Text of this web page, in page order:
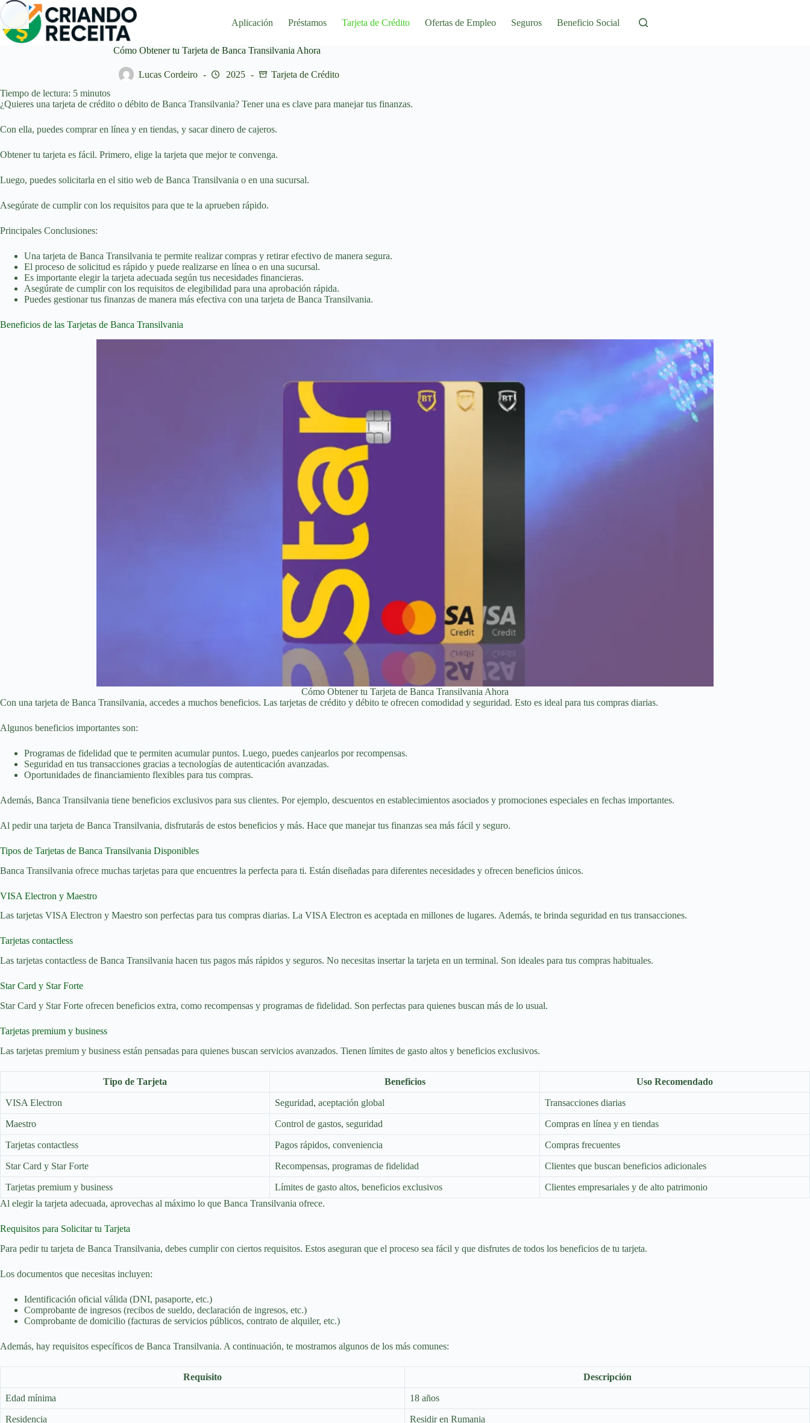
Saltar
contenido
Aplicación Préstamos Tarjeta de Crédito Ofertas de Empleo Seguros Beneficio Social
Cómo Obtener tu Tarjeta de Banca Transilvania Ahora
Lucas Cordeiro 2025
Tarjeta de Crédito
Tiempo de lectura: 5 minutos
¿Quieres una tarjeta de crédito o débito de Banca Transilvania? Tener una es clave para manejar tus finanzas.
Con ella, puedes comprar en línea y en tiendas, y sacar dinero de cajeros.
Obtener tu tarjeta es fácil. Primero, elige la tarjeta que mejor te convenga.
Luego, puedes solicitarla en el sitio web de Banca Transilvania o en una sucursal.
Asegúrate de cumplir con los requisitos para que te la aprueben rápido.
Principales Conclusiones:
Una tarjeta de Banca Transilvania te permite realizar compras y retirar efectivo de manera segura.
El proceso de solicitud es rápido y puede realizarse en línea o en una sucursal.
Es importante elegir la tarjeta adecuada según tus necesidades financieras.
Asegúrate de cumplir con los requisitos de elegibilidad para una aprobación rápida.
Puedes gestionar tus finanzas de manera más efectiva con una tarjeta de Banca Transilvania.
Beneficios de las Tarjetas de Banca Transilvania
Cómo Obtener tu Tarjeta de Banca Transilvania Ahora
Con una tarjeta de Banca Transilvania, accedes a muchos beneficios. Las tarjetas de crédito y débito te ofrecen comodidad y seguridad. Esto es ideal para tus compras diarias.
Algunos beneficios importantes son:
Programas de fidelidad que te permiten acumular puntos. Luego, puedes canjearlos por recompensas.
Seguridad en tus transacciones gracias a tecnologías de autenticación avanzadas.
Oportunidades de financiamiento flexibles para tus compras.
Además, Banca Transilvania tiene beneficios exclusivos para sus clientes. Por ejemplo, descuentos en establecimientos asociados y promociones especiales en fechas importantes.
Al pedir una tarjeta de Banca Transilvania, disfrutarás de estos beneficios y más. Hace que manejar tus finanzas sea más fácil y seguro.
Tipos de Tarjetas de Banca Transilvania Disponibles
Banca Transilvania ofrece muchas tarjetas para que encuentres la perfecta para ti. Están diseñadas para diferentes necesidades y ofrecen beneficios únicos.
VISA Electron y Maestro
Las tarjetas VISA Electron y Maestro son perfectas para tus compras diarias. La VISA Electron es aceptada en millones de lugares. Además, te brinda seguridad en tus transacciones.
Tarjetas contactless
Las tarjetas contactless de Banca Transilvania hacen tus pagos más rápidos y seguros. No necesitas insertar la tarjeta en un terminal. Son ideales para tus compras habituales.
Star Card y Star Forte
Star Card y Star Forte ofrecen beneficios extra, como recompensas y programas de fidelidad. Son perfectas para quienes buscan más de lo usual.
Tarjetas premium y business
Las tarjetas premium y business están pensadas para quienes buscan servicios avanzados. Tienen límites de gasto altos y beneficios exclusivos.
Tipo de Tarjeta Beneficios Uso Recomendado
VISA Electron Seguridad, aceptación global Transacciones diarias
Maestro Control de gastos, seguridad Compras en línea y en tiendas
Tarjetas contactless Pagos rápidos, conveniencia Compras frecuentes
Star Card y Star Forte Recompensas, programas de fidelidad Clientes que buscan beneficios adicionales
Tarjetas premium y business Límites de gasto altos, beneficios exclusivos
Clientes empresariales y de alto patrimonio
Al elegir la tarjeta adecuada, aprovechas al máximo lo que Banca Transilvania ofrece.
Requisitos para Solicitar tu Tarjeta
Para pedir tu tarjeta de Banca Transilvania, debes cumplir con ciertos requisitos. Estos aseguran que el proceso sea fácil y que disfrutes de todos los beneficios de tu tarjeta.
Los documentos que necesitas incluyen:
Identificación oficial válida (DNI, pasaporte, etc.)
Comprobante de ingresos (recibos de sueldo, declaración de ingresos, etc.)
Comprobante de domicilio (facturas de servicios públicos, contrato de alquiler, etc.)
Además, hay requisitos específicos de Banca Transilvania. A continuación, te mostramos algunos de los más comunes:
Requisito Descripción
Edad mínima 18 años
Residencia Residir en Rumania